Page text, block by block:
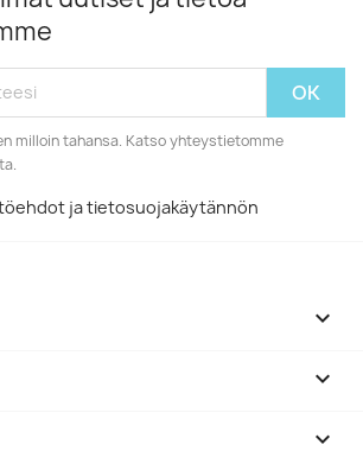
milloin tahansa. Katso yhteystietomme
ja tietosuojakäytännön


